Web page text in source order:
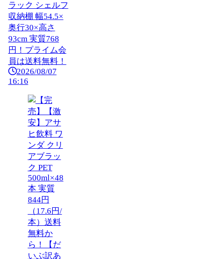
ラック シェルフ
収納棚 幅54.5×
奥行30×高さ
93cm 実質768
円！プライム会
員は送料無料！
2026/08/07
16:16